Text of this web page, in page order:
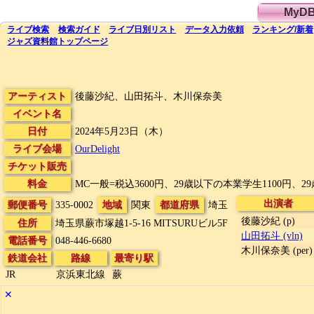
ライブ検索 検索ガイド ライブ日別 リスト データ入力依頼 ランキング/新着
ジャズ資料館 トップページ
アーティスト
後藤沙紀、山田拓斗、木川保奈美
イベント名
日付
2024年5月23日（木）
ライブ会場
OurDelight
チケット販売
料金
MC一般=税込3600円、29歳以下の本業学生1100円、
郵便番号
335-0002 地域 関東 都道府県
埼玉
住所
埼玉県蕨市塚越1-5-16 MITSURUビル5F
電話番号
048-446-6680
鉄道会社
JR
路線
京浜東北線
最寄り駅
蕨
出演者
後藤沙紀 (p)
山田拓斗 (vln)
木川保奈美 (per)
✕